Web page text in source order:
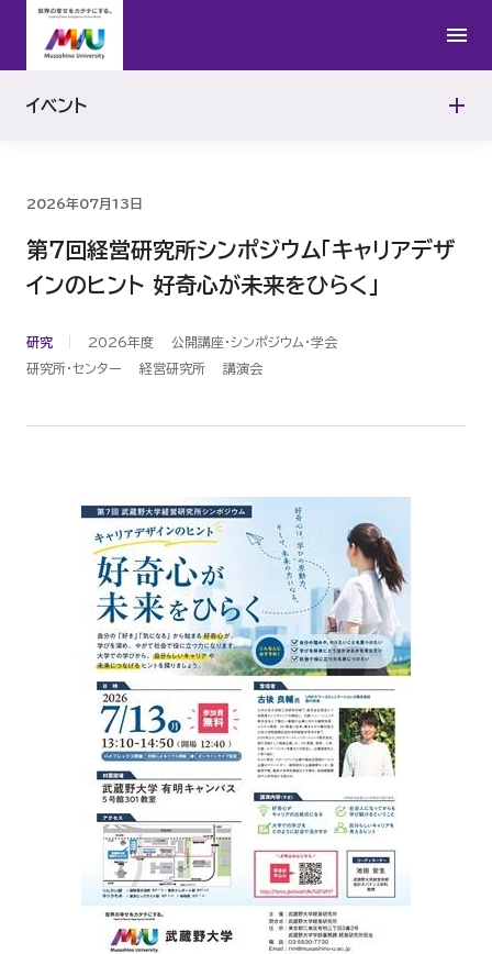
2026年07月13日
第７回経営研究所シンポジウム「キャリアデザ
インのヒント 好奇心が未来をひらく」
研究 2026年度
公開講座・シンポジウム・学会
研究所・センター
経営研究所 講演会
イベント
2024年
2023年